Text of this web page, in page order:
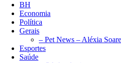
BH
Economia
Política
Gerais
– Pet News – Aléxia
Esportes
Saúde